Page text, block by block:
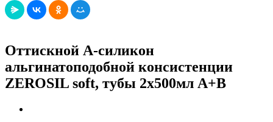
Оттискной А-силикон
альгинатоподобной консистенции
ZEROSIL soft, тубы 2х500мл А+В